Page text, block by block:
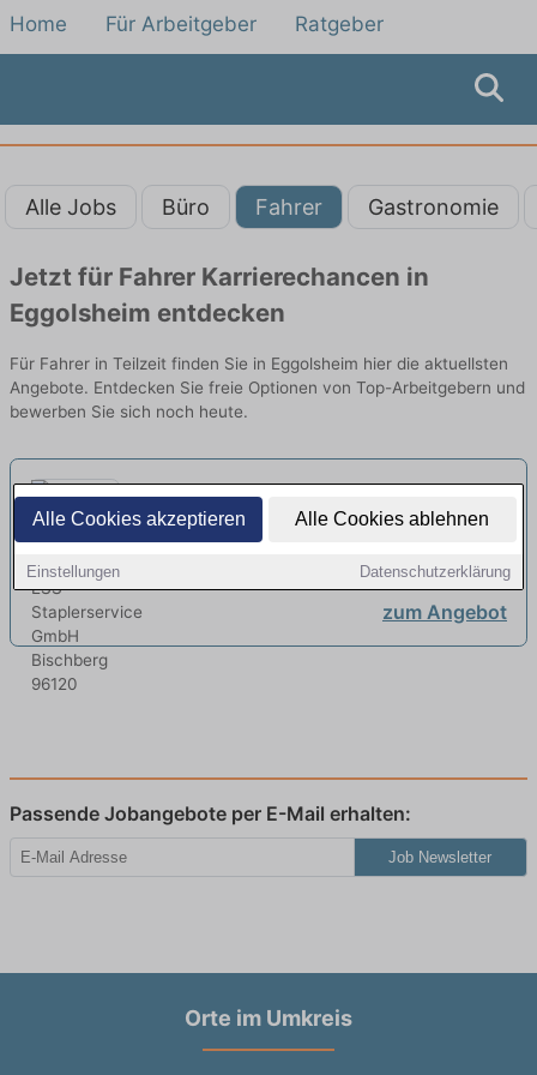
Alle Cookies akzeptieren Alle Cookies ablehnen
Einstellungen Datenschutzerklärung
Home Für Arbeitgeber Ratgeber
Alle Jobs Büro Fahrer Gastronomie
Jetzt für Fahrer Karrierechancen in
Eggolsheim entdecken
Für Fahrer in Teilzeit finden Sie in Eggolsheim hier die aktuellsten
Angebote. Entdecken Sie freie Optionen von Top-Arbeitgebern und
bewerben Sie sich noch heute.
LKW-Fahrer (w/m/d)
Minijob/Teilzeit neu
ESS Staplerservice GmbH | Bischberg
zum Angebot
Passende Jobangebote per E-Mail erhalten:
Job Newsletter
Orte im Umkreis